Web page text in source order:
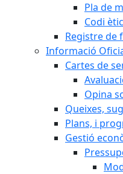
Pla de
Codi ètic
Registre de
Informació
Cartes de
Opina
Queixes,
Plans, i
Gestió